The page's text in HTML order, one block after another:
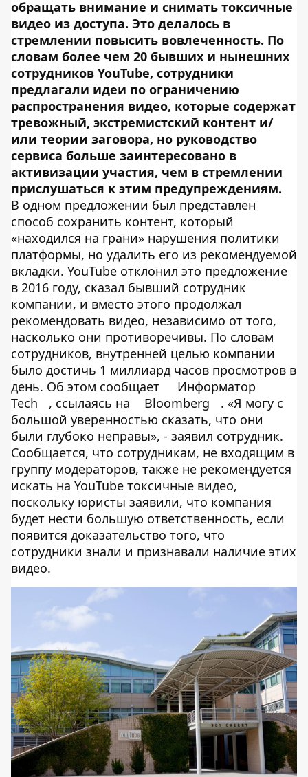
обращать внимание и снимать токсичные
видео из доступа. Это делалось в
стремлении повысить вовлеченность. По
словам более чем 20 бывших и нынешних
сотрудников YouTube, сотрудники
предлагали идеи по ограничению
распространения видео, которые содержат
тревожный, экстремистский контент и/
или теории заговора, но руководство
сервиса больше заинтересовано в
активизации участия, чем в стремлении
прислушаться к этим предупреждениям.
В одном предложении был представлен
способ сохранить контент, который
«находился на грани» нарушения политики
платформы, но удалить его из рекомендуемой
вкладки. YouTube отклонил это предложение
в 2016 году, сказал бывший сотрудник
компании, и вместо этого продолжал
рекомендовать видео, независимо от того,
насколько они противоречивы. По словам
сотрудников, внутренней целью компании
было достичь 1 миллиард часов просмотров в
день. Об этом сообщает
Информатор
Tech
, ссылаясь на Bloomberg
. «Я могу с
большой уверенностью сказать, что они
были глубоко неправы», - заявил сотрудник.
Сообщается, что сотрудникам, не входящим в
группу модераторов, также не рекомендуется
искать на YouTube токсичные видео,
поскольку юристы заявили, что компания
будет нести большую ответственность, если
появится доказательство того, что
сотрудники знали и признавали наличие этих
видео.